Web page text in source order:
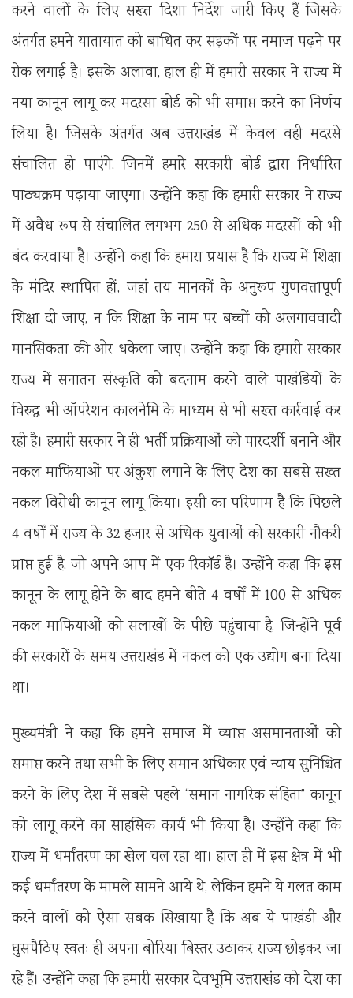
करने वालों के लिए सख्त दिशा निर्देश जारी किए हैं जिसके
अंतर्गत हमने यातायात को बाधित कर सड़कों पर नमाज पढ़ने पर
रोक लगाई है। इसके अलावा, हाल ही में हमारी सरकार ने राज्य में
नया कानून लागू कर मदरसा बोर्ड को भी समाप्त करने का निर्णय
लिया है। जिसके अंतर्गत अब उत्तराखंड में केवल वही मदरसे
संचालित हो पाएंगे, जिनमें हमारे सरकारी बोर्ड द्वारा निर्धारित
पाठ्यक्रम पढ़ाया जाएगा। उन्होंने कहा कि हमारी सरकार ने राज्य
में अवैध रूप से संचालित लगभग 250 से अधिक मदरसों को भी
बंद करवाया है। उन्होंने कहा कि हमारा प्रयास है कि राज्य में शिक्षा
के मंदिर स्थापित हों, जहां तय मानकों के अनुरूप गुणवत्तापूर्ण
शिक्षा दी जाए, न कि शिक्षा के नाम पर बच्चों को अलगाववादी
मानसिकता की ओर धकेला जाए। उन्होंने कहा कि हमारी सरकार
राज्य में सनातन संस्कृति को बदनाम करने वाले पाखंडियों के
विरुद्ध भी ऑपरेशन कालनेमि के माध्यम से भी सख्त कार्रवाई कर
रही है। हमारी सरकार ने ही भर्ती प्रक्रियाओं को पारदर्शी बनाने और
नकल माफियाओं पर अंकुश लगाने के लिए देश का सबसे सख्त
नकल विरोधी कानून लागू किया। इसी का परिणाम है कि पिछले
4 वर्षों में राज्य के 32 हजार से अधिक युवाओं को सरकारी नौकरी
प्राप्त हुई है, जो अपने आप में एक रिकॉर्ड है। उन्होंने कहा कि इस
कानून के लागू होने के बाद हमने बीते 4 वर्षों में 100 से अधिक
नकल माफियाओं को सलाखों के पीछे पहुंचाया है, जिन्होंने पूर्व
की सरकारों के समय उत्तराखंड में नकल को एक उद्योग बना दिया
था।
मुख्यमंत्री ने कहा कि हमने समाज में व्याप्त असमानताओं को
समाप्त करने तथा सभी के लिए समान अधिकार एवं न्याय सुनिश्चित
करने के लिए देश में सबसे पहले “समान नागरिक संहिता” कानून
को लागू करने का साहसिक कार्य भी किया है। उन्होंने कहा कि
राज्य में धर्मांतरण का खेल चल रहा था। हाल ही में इस क्षेत्र में भी
कई धर्मांतरण के मामले सामने आये थे, लेकिन हमने ये गलत काम
करने वालों को ऐसा सबक सिखाया है कि अब ये पाखंडी और
घुसपैठिए स्वतः ही अपना बोरिया बिस्तर उठाकर राज्य छोड़कर जा
रहे हैं। उन्होंने कहा कि हमारी सरकार देवभूमि उत्तराखंड को देश का